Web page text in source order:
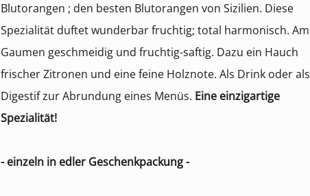
Blutorangen ; den besten Blutorangen von Sizilien. Diese
Spezialität duftet wunderbar fruchtig; total harmonisch. Am
Gaumen geschmeidig und fruchtig-saftig. Dazu ein Hauch
frischer Zitronen und eine feine Holznote. Als Drink oder als
Digestif zur Abrundung eines Menüs. Eine einzigartige
Spezialität!
- einzeln in edler Geschenkpackung -